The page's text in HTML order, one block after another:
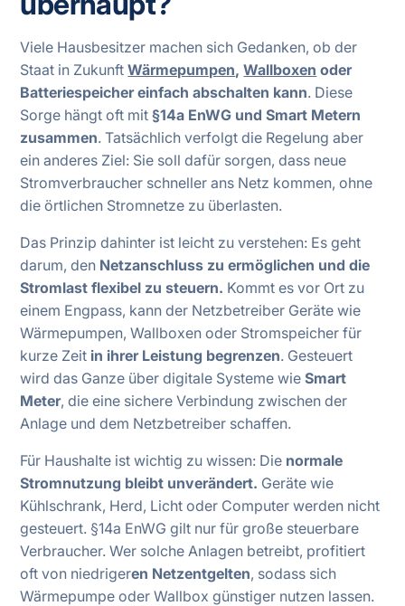
Viele Hausbesitzer machen sich Gedanken, ob der
Staat in ZukunftWärmepumpen,Wallboxen oder
Batteriespeicher einfach abschalten kann. Diese
Sorge hängt oft mit§14a EnWG und Smart Metern
zusammen. Tatsächlich verfolgt die Regelung aber
ein anderes Ziel: Sie soll dafür sorgen, dass neue
Stromverbraucher schneller ans Netz kommen, ohne
die örtlichen Stromnetze zu überlasten.
Das Prinzip dahinter ist leicht zu verstehen: Es geht
darum, den Netzanschluss zu ermöglichen und die
Stromlast flexibel zu steuern. Kommt es vor Ort zu
einem Engpass, kann der Netzbetreiber Geräte wie
Wärmepumpen, Wallboxen oder Stromspeicher für
kurze Zeit in ihrer Leistung begrenzen. Gesteuert
wird das Ganze über digitale Systeme wieSmart
Meter, die eine sichere Verbindung zwischen der
Anlage und dem Netzbetreiber schaffen.
Für Haushalte ist wichtig zu wissen: Die normale
Stromnutzung bleibt unverändert. Geräte wie
Kühlschrank, Herd, Licht oder Computer werden nicht
gesteuert. §14a EnWG gilt nur für große steuerbare
Verbraucher. Wer solche Anlagen betreibt, profitiert
oft von niedrigeren Netzentgelten, sodass sich
Wärmepumpe oder Wallbox günstiger nutzen lassen.